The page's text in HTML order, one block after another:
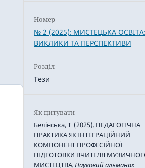
Номер
№ 2 (2025): МИСТЕЦЬКА
ВИКЛИКИ ТА ПЕРСПЕКТИВИ
Розділ
Тези
Як цитувати
Белінська, Т. (2025). ПЕДАГОГІЧНА
ПРАКТИКА ЯК ІНТЕГРАЦІЙНИЙ
КОМПОНЕНТ ПРОФЕСІЙНОЇ
ПІДГОТОВКИ ВЧИТЕЛЯ
МИСТЕЦТВА.Науковий альманах